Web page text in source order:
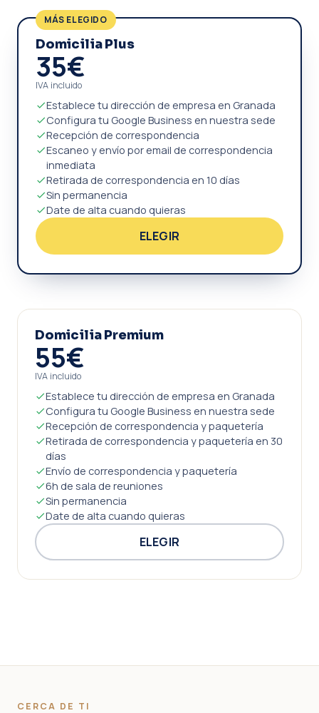
MÁS ELEGIDO
Domicilia Plus
35€
IVA incluido
Establece tu dirección de empresa en Granada
Configura tu Google Business en nuestra sede
Recepción de correspondencia
Escaneo y envío por email de correspondencia
inmediata
Retirada de correspondencia en 10 días
Sin permanencia
Date de alta cuando quieras
ELEGIR
Domicilia Premium
55€
IVA incluido
Establece tu dirección de empresa en Granada
Configura tu Google Business en nuestra sede
Recepción de correspondencia y paquetería
Retirada de correspondencia y paquetería en 30
días
Envío de correspondencia y paquetería
6h de sala de reuniones
Sin permanencia
Date de alta cuando quieras
ELEGIR
CERCA DE TI